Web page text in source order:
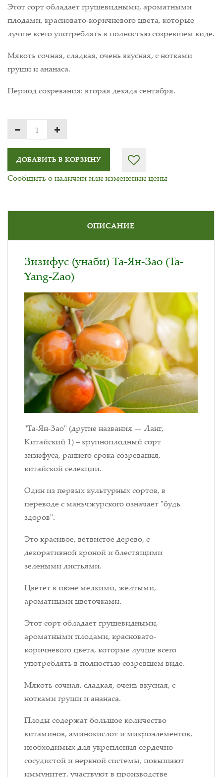
Этот сорт обладает грушевидными, ароматными
плодами, красновато-коричневого цвета, которые
лучше всего употреблять в полностью созревшем виде.
Мякоть сочная, сладкая, очень вкусная, с нотками
груши и ананаса.
Период созревания: вторая декада сентября.
ДОБАВИТЬ В КОРЗИНУ
Сообщить о наличии или изменении цены
ОПИСАНИЕ
Зизифус (унаби) Та-Ян-Зао (Ta-
Yang-Zao)
"Та-Ян-Зао" (другие названия — Ланг,
Китайский 1) – крупноплодный сорт
зизифуса, раннего срока созревания,
китайской селекции.
Один из первых культурных сортов, в
переводе с маньчжурского означает "будь
здоров".
Это красивое, ветвистое дерево, с
декоративной кроной и блестящими
зелеными листьями.
Цветет в июне мелкими, желтыми,
ароматными цветочками.
Этот сорт обладает грушевидными,
ароматными плодами, красновато-
коричневого цвета, которые лучше всего
употреблять в полностью созревшем виде.
Мякоть сочная, сладкая, очень вкусная, с
нотками груши и ананаса.
Плоды содержат большое количество
витаминов, аминокислот и микроэлементов,
необходимых для укрепления сердечно-
сосудистой и нервной системы, повышают
иммунитет, участвуют в производстве